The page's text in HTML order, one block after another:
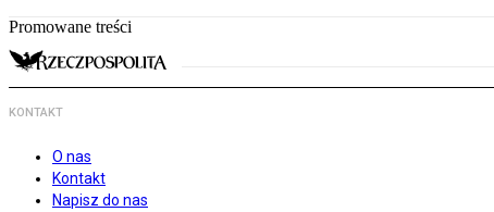
Promowane treści
KONTAKT
O nas
Kontakt
Napisz do nas